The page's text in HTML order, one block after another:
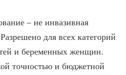
– не инвазивная
для всех категорий
и беременных женщин.
точностью и бюджетной